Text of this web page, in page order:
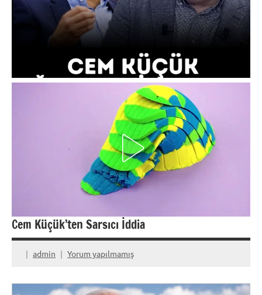
Cem Küçük’ten Sarsıcı İddia
admin Yorum yapılmamış